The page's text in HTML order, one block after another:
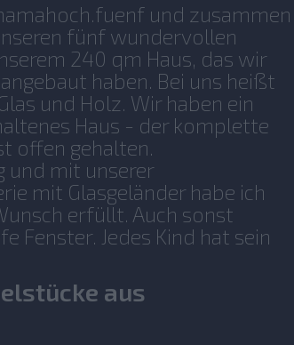
und zusammen
fünf wundervollen
240 qm Haus, das wir
haben. Bei uns heißt
und Holz. Wir haben ein
Haus - der komplette
offen gehalten.
und mit unserer
mit Glasgeländer habe ich
erfüllt. Auch sonst
Fenster. Jedes Kind hat sein
aus